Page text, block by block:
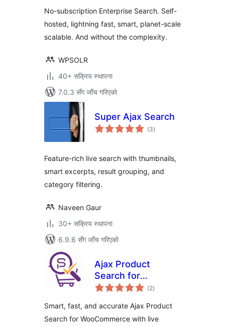
No-subscription Enterprise Search. Self-
hosted, lightning fast, smart, planet-scale
scalable. And without the complexity.
WPSOLR
40+ सक्रिय स्थापना
7.0.3 सँग जाँच गरिएको
Super Ajax Search
(3कुल
रेटिङ्गहरू
)
Feature-rich live search with thumbnails,
smart excerpts, result grouping, and
category filtering.
Naveen Gaur
30+ सक्रिय स्थापना
6.9.6 सँग जाँच गरिएको
Ajax Product
Search for
WooCommerce
(2कुल
रेटिङ्गहरू
)
Smart, fast, and accurate Ajax Product
Search for WooCommerce with live